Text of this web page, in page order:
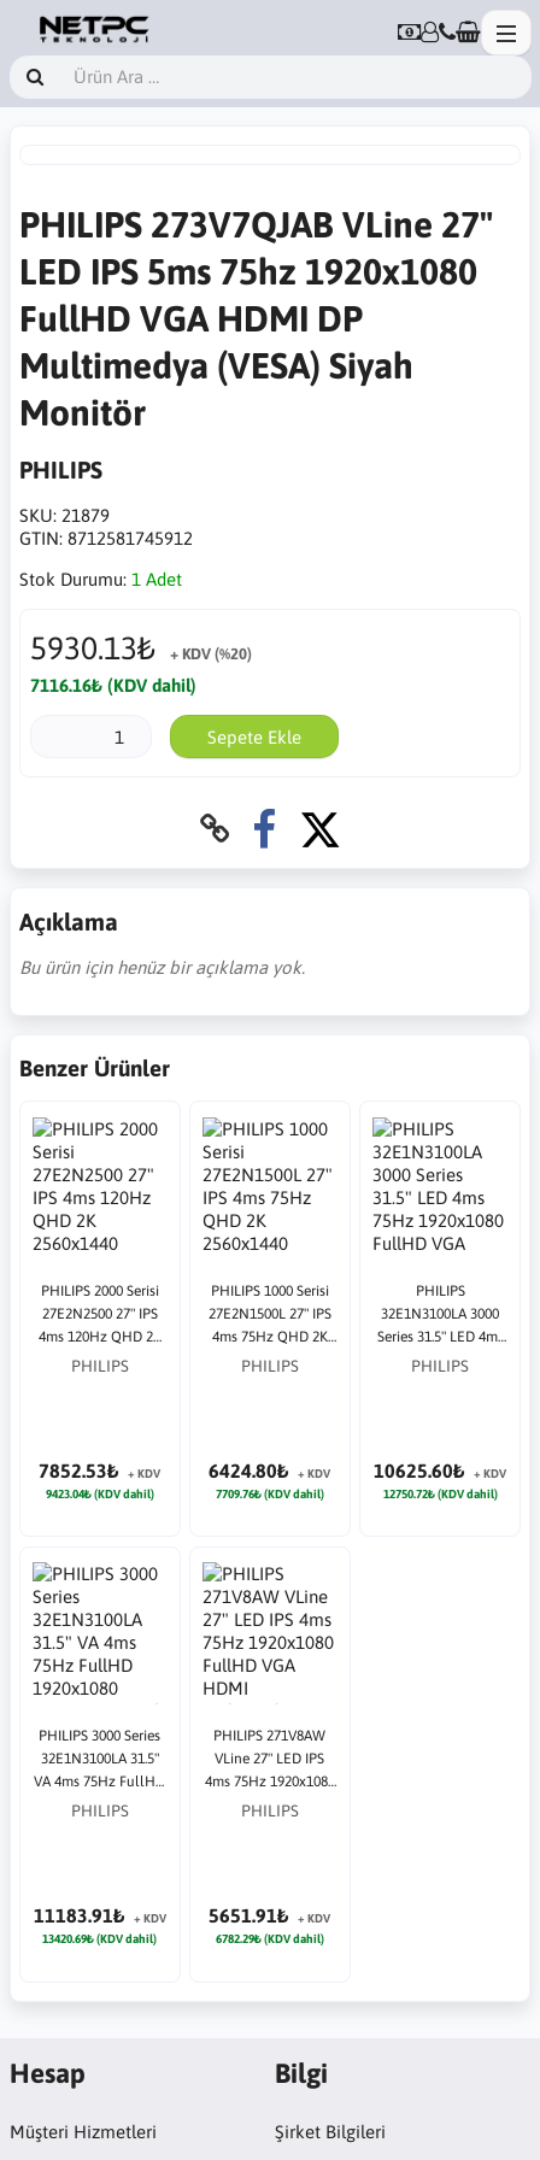
PHILIPS 273V7QJAB VLine 27"
LED IPS 5ms 75hz 1920x1080
FullHD VGA HDMI DP
Multimedya (VESA) Siyah
Monitör
PHILIPS
SKU: 21879
GTIN: 8712581745912
Stok Durumu: 1 Adet
5930.13₺ + KDV (%20)
7116.16₺ (KDV dahil)
Sepete Ekle
Açıklama
Bu ürün için henüz bir açıklama yok.
Benzer Ürünler
PHILIPS 2000 Serisi
27E2N2500 27" IPS
4ms 120Hz QHD 2K
2560x1440 HDMI DP
PHILIPS
7852.53₺
+ KDV
9423.04₺ (KDV dahil)
PHILIPS 1000 Serisi
27E2N1500L 27" IPS
4ms 75Hz QHD 2K
2560x1440 HDMI DP
PHILIPS
6424.80₺
+ KDV
7709.76₺ (KDV dahil)
PHILIPS
32E1N3100LA 3000
Series 31.5" LED 4ms
75Hz 1920x1080
PHILIPS
10625.60₺
+ KDV
12750.72₺ (KDV dahil)
PHILIPS 3000 Series
32E1N3100LA 31.5"
VA 4ms 75Hz FullHD
1920x1080 HDMI
PHILIPS
11183.91₺
+ KDV
13420.69₺ (KDV dahil)
PHILIPS 271V8AW
VLine 27" LED IPS
4ms 75Hz 1920x1080
FullHD VGA HDMI
PHILIPS
5651.91₺
+ KDV
6782.29₺ (KDV dahil)
Hesap
Müşteri Hizmetleri
Bilgi
Şirket Bilgileri